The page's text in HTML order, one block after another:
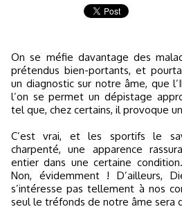
On se méfie davantage des malades imaginaires que des
prétendus bien-portants, et
un diagnostic sur notre âme, que
l’on se permet un dépistage
tel que, chez certains, il provoque
C’est vrai, et les sportifs le
charpenté, une apparence
entier dans une certaine
Non, évidemment ! D’ailleurs,
s’intéresse pas tellement à nos
seul le tréfonds de notre âme sera